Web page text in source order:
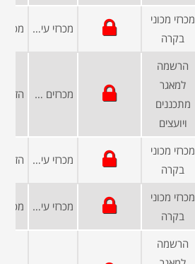
מכרזי מכוני
בקרה
מכרזי עיריות ומועצות
הרשמה
למאגר
מתכננים
ויועצים
מכרזים פומביים
מכרזי מכוני
בקרה
מכרזי עיריות ומועצות
מכרזי מכוני
בקרה
מכרזי עיריות ומועצות
הרשמה